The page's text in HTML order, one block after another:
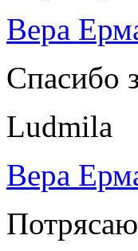
Вера
Спасибо
Ludmila
Вера